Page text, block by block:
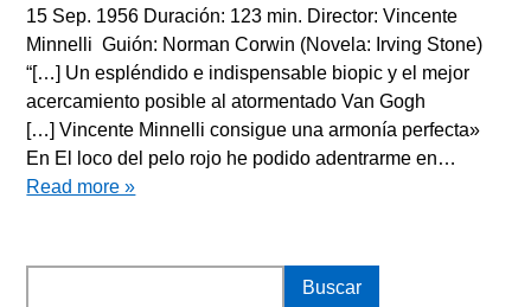
15 Sep. 1956 Duración: 123 min. Director: Vincente
Minnelli Guión: Norman Corwin (Novela: Irving Stone)
“[…] Un espléndido e indispensable biopic y el mejor
acercamiento posible al atormentado Van Gogh
[…] Vincente Minnelli consigue una armonía perfecta»
En El loco del pelo rojo he podido adentrarme en…
Read more »